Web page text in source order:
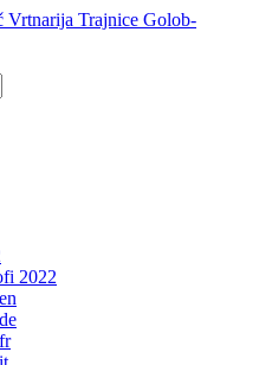
Vrtnarija Trajnice Golob-
2022